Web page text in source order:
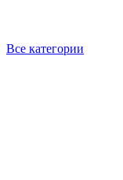
Все категории